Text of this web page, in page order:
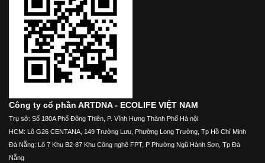
Công ty cổ phần ARTDNA - ECOLIFE VIỆT NAM
Trụ sở: Số 180A Phố Đông Thiên, P. Vĩnh Hưng Thành Phố Hà nội
HCM: Lô G26 CENTANA, 149 Trường Lưu, Phường Long Trường, Tp Hồ Chí Minh
Đà Nẵng: Lô 7 Khu B2-87 Khu Công nghệ FPT, P Phường Ngũ Hành Sơn, Tp Đà
Nẵng